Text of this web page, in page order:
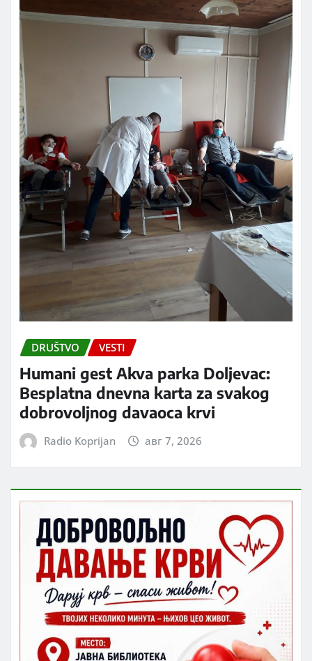
DRUŠTVO VESTI
Humani gest Akva parka Doljevac:
Besplatna dnevna karta za svakog
dobrovoljnog davaoca krvi
Radio Koprijan авг 7, 2026